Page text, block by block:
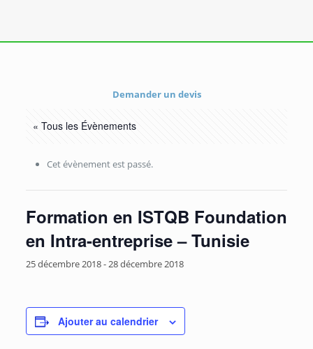
Demander un devis
« Tous les Évènements
Cet évènement est passé.
Formation en ISTQB Foundation
en Intra-entreprise – Tunisie
25 décembre 2018-28 décembre 2018
Ajouter au calendrier